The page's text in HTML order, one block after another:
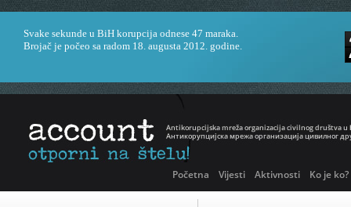
Svake sekunde u BiH korupcija odnese 47 maraka.
Brojač je počeo sa radom 18. augusta 2012. godine.
Početna Vijesti Aktivnosti Ko je ko?